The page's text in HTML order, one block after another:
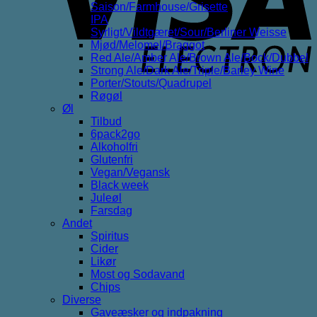
Saison/Farmhouse/Grisette
IPA
Syrligt/Vildtgæret/Sour/Berliner Weisse
Mjød/Melomel/Braggot
Red Ale/Amber Ale/Brown Ale/Bock/Dubbel
Strong Ale/Dark Ale/Triple/Barley Wine
Porter/Stouts/Quadrupel
Røgøl
Øl
Tilbud
6pack2go
Alkoholfri
Glutenfri
Vegan/Vegansk
Black week
Juleøl
Farsdag
Andet
Spiritus
Cider
Likør
Most og Sodavand
Chips
Diverse
Gaveæsker og indpakning